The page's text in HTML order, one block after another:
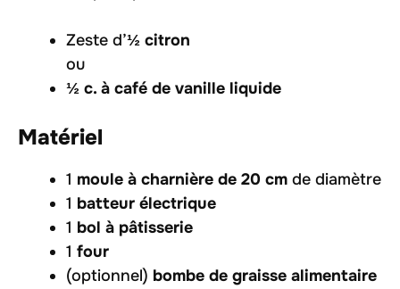
Zeste d’½ citron
ou
½ c. à café de vanille liquide
Matériel
1 moule à charnière de 20 cm de diamètre
1 batteur électrique
1 bol à pâtisserie
1 four
(optionnel) bombe de graisse alimentaire